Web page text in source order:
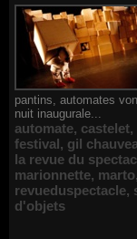
pantins, automates
nuit inaugurale...
automate, castelet,
festival, gil
la revue du
marionnette, marto,
revueduspectacle,
d'objets